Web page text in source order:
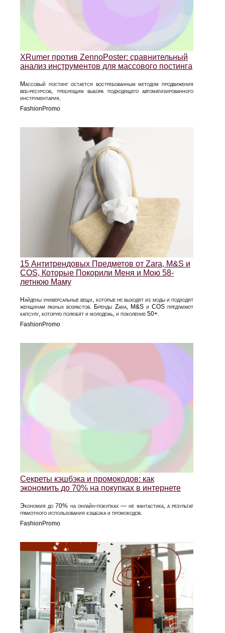
XRumer против ZennoPoster: сравнительный
анализ инструментов для массового постинга
Массовый постинг остается востребованным методом продвижения
веб-ресурсов, требующим выбора подходящего автоматизированного
инструментария.
FashionPromo
15 Антитрендовых Предметов от Zara, M&S и
COS, Которые Покорили Меня и Мою 58-
летнюю Маму
Найдены универсальные вещи, которые не выходят из моды и подходят
женщинам разных возрастов. Бренды Zara, M&S и COS предлагают
капсулу, которую полюбят и молодежь, и поколение 50+.
FashionPromo
Секреты кэшбэка и промокодов: как
экономить до 70% на покупках в интернете
Экономия до 70% на онлайн-покупках — не фантастика, а результат
грамотного использования кэшбэка и промокодов.
FashionPromo